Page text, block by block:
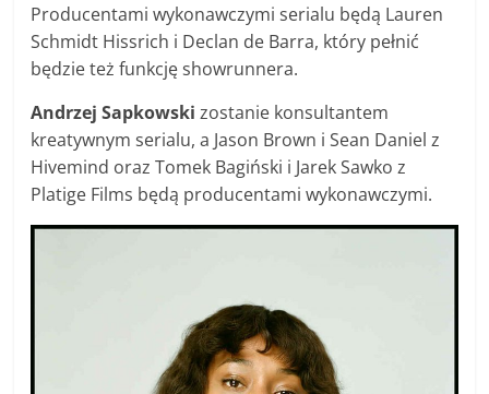
Producentami wykonawczymi serialu będą Lauren
Schmidt Hissrich i Declan de Barra, który pełnić
będzie też funkcję showrunnera.
Andrzej Sapkowski zostanie konsultantem
kreatywnym serialu, a Jason Brown i Sean Daniel z
Hivemind oraz Tomek Bagiński i Jarek Sawko z
Platige Films będą producentami wykonawczymi.